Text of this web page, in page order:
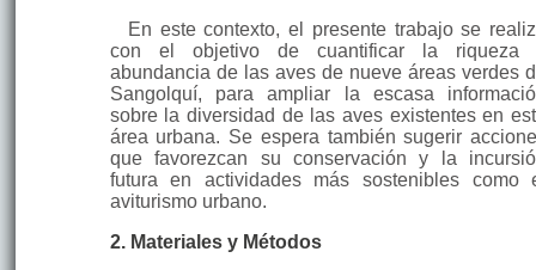
En este contexto, el presente trabajo se
con el objetivo de cuantificar la riqueza
abundancia de las aves de nueve áreas verdes
Sangolquí, para ampliar la escasa
sobre la diversidad de las aves existentes en
área urbana. Se espera también sugerir
que favorezcan su conservación y la
futura en actividades más sostenibles como
aviturismo urbano.
2. Materiales y Métodos